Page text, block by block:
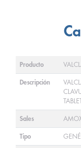
Producto
Descripción
Sales
Tipo